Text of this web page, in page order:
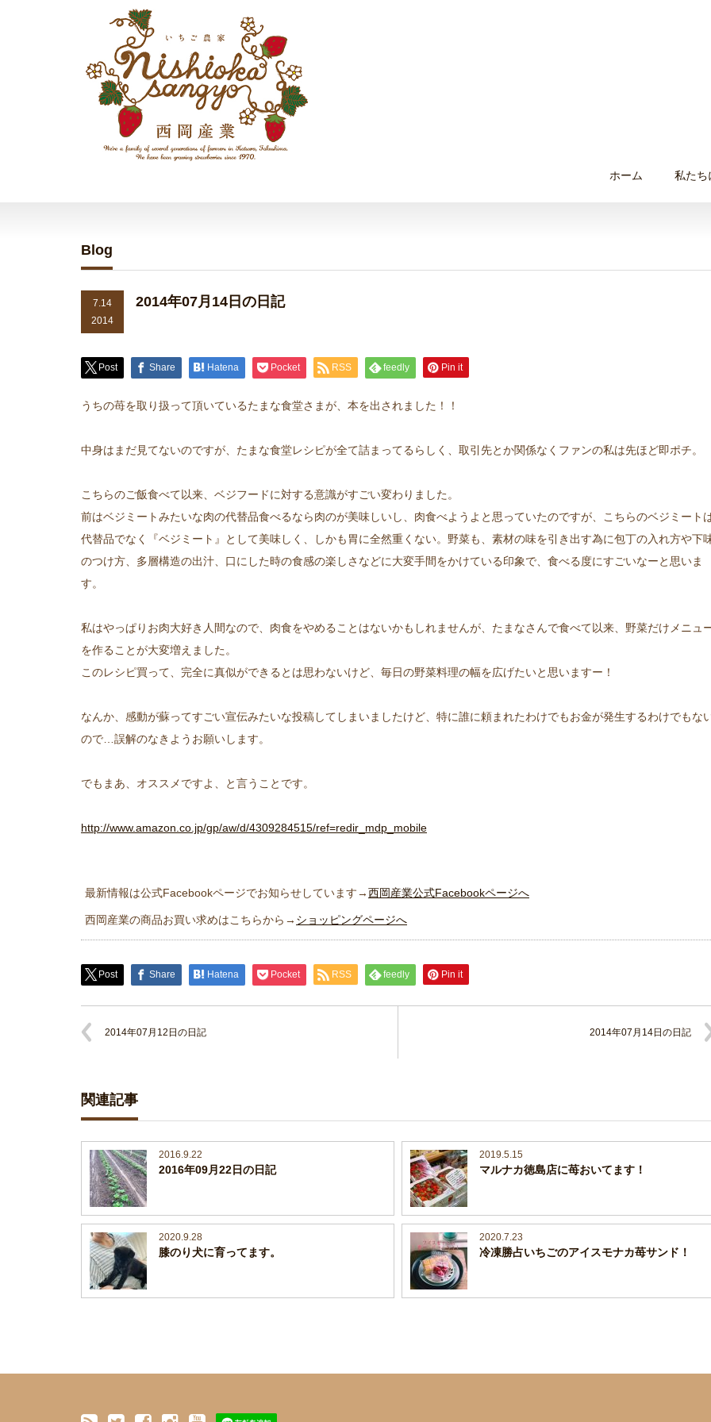
ホーム 私たち
Blog
7.14
2014
2014年07月14日の日記
Post Share Hatena Pocket RSS feedly Pin it
うちの苺を取り扱って頂いているたまな食堂さまが、本を出されました！！
中身はまだ見てないのですが、たまな食堂レシピが全て詰まってるらしく、取引先とか関係なくファンの私は先ほど即ポチ。
こちらのご飯食べて以来、ベジフードに対する意識がすごい変わりました。
前はベジミートみたいな肉の代替品食べるなら肉のが美味しいし、肉食べようよと思っていたのですが、こちらのベジミート
代替品でなく『ベジミート』として美味しく、しかも胃に全然重くない。野菜も、素材の味を引き出す為に包丁の入れ方や下
のつけ方、多層構造の出汁、口にした時の食感の楽しさなどに大変手間をかけている印象で、食べる度にすごいなーと思いま
す。
私はやっぱりお肉大好き人間なので、肉食をやめることはないかもしれませんが、たまなさんで食べて以来、野菜だけメニュ
を作ることが大変増えました。
このレシピ買って、完全に真似ができるとは思わないけど、毎日の野菜料理の幅を広げたいと思いますー！
なんか、感動が蘇ってすごい宣伝みたいな投稿してしまいましたけど、特に誰に頼まれたわけでもお金が発生するわけでもな
ので…誤解のなきようお願いします。
でもまあ、オススメですよ、と言うことです。
http://www.amazon.co.jp/gp/aw/d/4309284515/ref=redir_mdp_mobile
最新情報は公式Facebookページでお知らせしています→西岡産業公式Facebookページへ
西岡産業の商品お買い求めはこちらから→ ショッピングページへ
Post Share Hatena Pocket RSS feedly Pin it
2014年07月12日の日記 2014年07月14日の日記
関連記事
2016.9.22
2016年09月22日の日記
2019.5.15
マルナカ徳島店に苺おいてます！
2020.9.28
膝のり犬に育ってます。
2020.7.23
冷凍勝占いちごのアイスモナカ苺サンド！